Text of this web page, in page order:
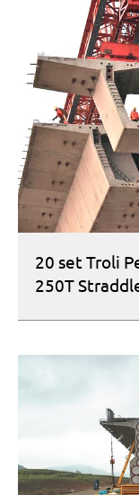
20 set Troli
250T